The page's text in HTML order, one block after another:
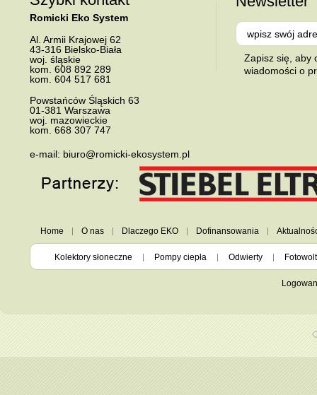
Romicki Eko System
Al. Armii Krajowej 62
43-316 Bielsko-Biała
woj. śląskie
kom. 608 892 289
kom. 604 517 681
Powstańców Śląskich 63
01-381 Warszawa
woj. mazowieckie
kom. 668 307 747
e-mail: biuro@romicki-ekosystem.pl
Zapisz się, aby
wiadomości o
Home O nas Dlaczego EKO Dofinansowania
Kolektory słoneczne Pompy ciepła Odwierty